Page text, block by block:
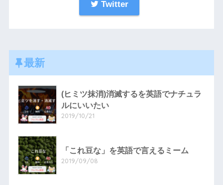
Twitter
最新
(ヒミツ抹消)消滅するを英語でナチュラ
ルにいいたい
2019/10/21
「これ豆な」を英語で言えるミーム
2019/09/08